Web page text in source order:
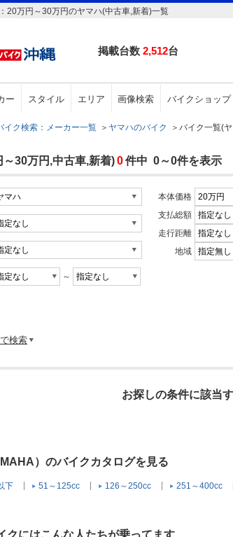
20万円～30万円のヤマハ(中古車,新着)一覧
掲載台数 2,512台
ー スタイル エリア 画像検索 バイクショップ
イク検索：メーカー一覧 ＞ ヤマハのバイク ＞ バイク一覧(
～30万円,中古車,新着)0件中 0～0件を表示
～
本体価格
支払総額
走行距離
地域
検索
お探しの条件に該当
）のバイクカタログを見る
下 51～125cc 126～250cc 251～400cc
クにはこんな人たちが乗ってます